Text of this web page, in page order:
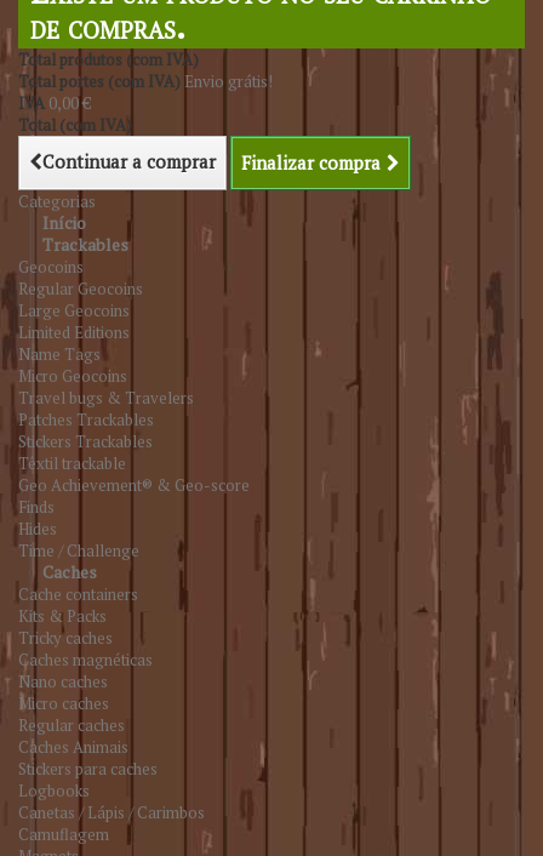
de compras.
Total produtos (com IVA)
Total portes (com IVA) Envio grátis!
IVA 0,00 €
Total (com IVA)
Continuar a comprar Finalizar compra
Categorias
Início
Trackables
Geocoins
Regular Geocoins
Large Geocoins
Limited Editions
Name Tags
Micro Geocoins
Travel bugs & Travelers
Patches Trackables
Stickers Trackables
Têxtil trackable
Geo Achievement® & Geo-score
Finds
Hides
Time / Challenge
Caches
Cache containers
Kits & Packs
Tricky caches
Caches magnéticas
Nano caches
Micro caches
Regular caches
Caches Animais
Stickers para caches
Logbooks
Canetas / Lápis / Carimbos
Camuflagem